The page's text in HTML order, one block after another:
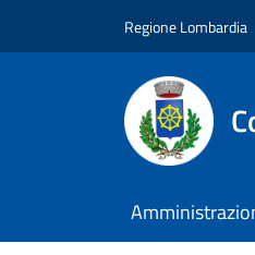
Regione Lombardia